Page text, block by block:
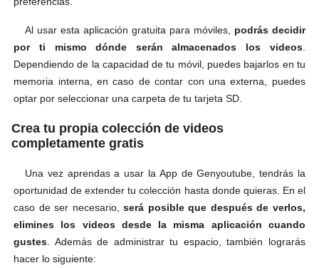
Al usar esta aplicación gratuita para móviles, podrás decidir
por ti mismo dónde serán almacenados los videos.
Dependiendo de la capacidad de tu móvil, puedes bajarlos en tu
memoria interna, en caso de contar con una externa, puedes
optar por seleccionar una carpeta de tu tarjeta SD.
Crea tu propia colección de videos
completamente gratis
Una vez aprendas a usar la App de Genyoutube, tendrás la
oportunidad de extender tu colección hasta donde quieras. En el
caso de ser necesario,será posible que después de verlos,
elimines los videos desde la misma aplicación cuando
gustes . Además de administrar tu espacio, también lograrás
hacer lo siguiente: